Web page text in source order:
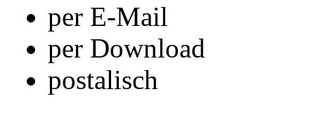
per E-Mail
per Download
postalisch